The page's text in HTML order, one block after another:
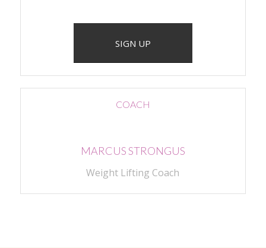
SIGN UP
COACH
MARCUS STRONGUS
Weight Lifting Coach